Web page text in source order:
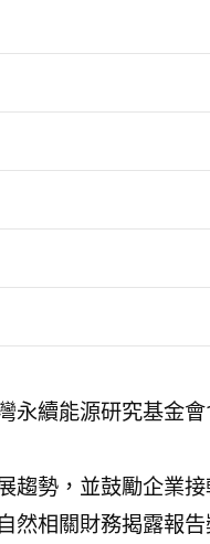
永續能源研究基金
趨勢，並鼓勵企業
然相關財務揭露報